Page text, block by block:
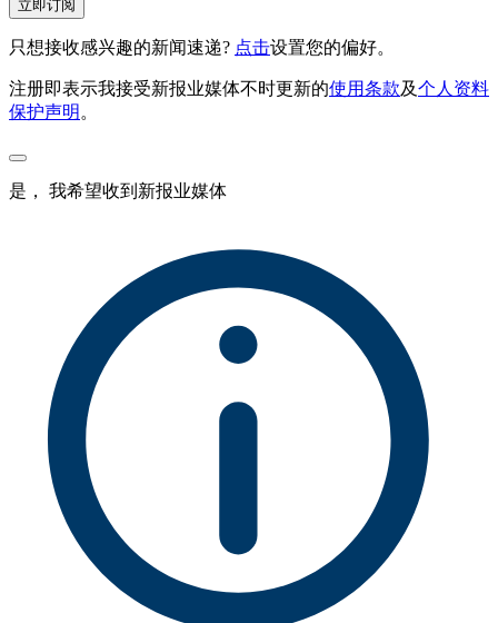
立即订阅
只想接收感兴趣的新闻速递? 点击设置您的偏好。
注册即表示我接受新报业媒体不时更新的使用条款及个人资料
保护声明 。
是， 我希望收到新报业媒体